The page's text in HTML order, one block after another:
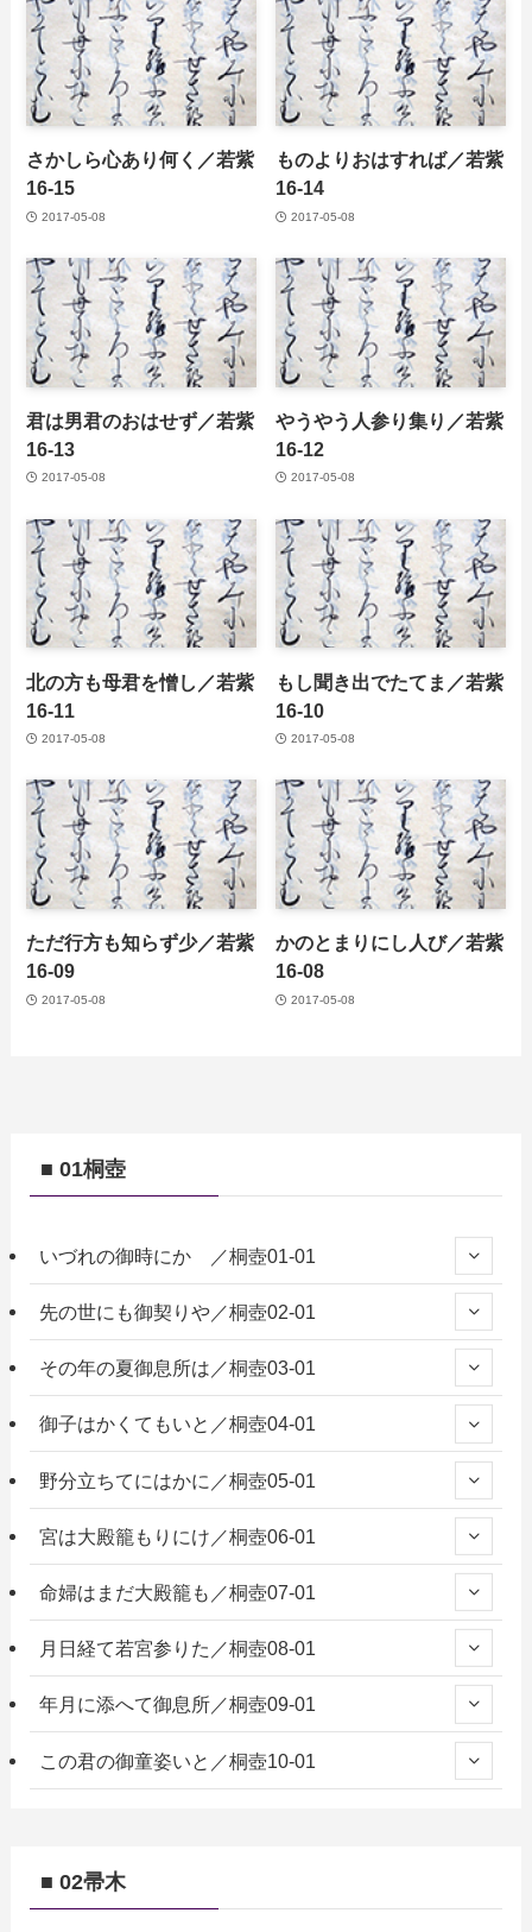
さかしら心あり何く／若紫
16-15
2017-05-08
ものよりおはすれば／若紫
16-14
2017-05-08
君は男君のおはせず／若紫
16-13
2017-05-08
やうやう人参り集り／若紫
16-12
2017-05-08
北の方も母君を憎し／若紫
16-11
2017-05-08
もし聞き出でたてま／若紫
16-10
2017-05-08
ただ行方も知らず少／若紫
16-09
2017-05-08
かのとまりにし人び／若紫
16-08
2017-05-08
■ 01桐壺
いづれの御時にか ／桐壺01-01
先の世にも御契りや／桐壺02-01
その年の夏御息所は／桐壺03-01
御子はかくてもいと／桐壺04-01
野分立ちてにはかに／桐壺05-01
宮は大殿籠もりにけ／桐壺06-01
命婦はまだ大殿籠も／桐壺07-01
月日経て若宮参りた／桐壺08-01
年月に添へて御息所／桐壺09-01
この君の御童姿いと／桐壺10-01
■ 02帚木